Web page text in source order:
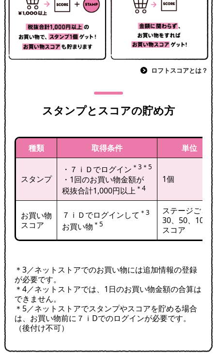
ロフトスコアとは？
スタンプとスコアの貯め方
種類 取得条件 単位
スタンプ
・７ｉＤでログイン ＊3＊5
・1回のお買い物金額が
税抜合計1,000円以上 ＊4
1個
お買い物
スコア
７ｉＤでログインして ＊3
お買い物 ＊5
ステージごとに
30、50、100
スコア
＊3／ネットストアでのお買い物には追加情報の登録
が必要です。
＊4／ネットストアでは、1日のお買い物金額の合算は
できません。
＊5／ネットストアでスタンプやスコアを貯める場合
は、お買い物前に７ｉDでのログインが必要です。
（後付け不可）